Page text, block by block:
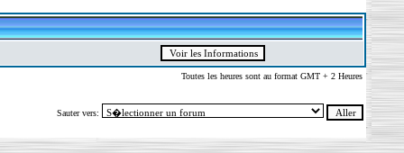
Toutes les heures sont au format GMT + 2 Heures
Sauter vers: